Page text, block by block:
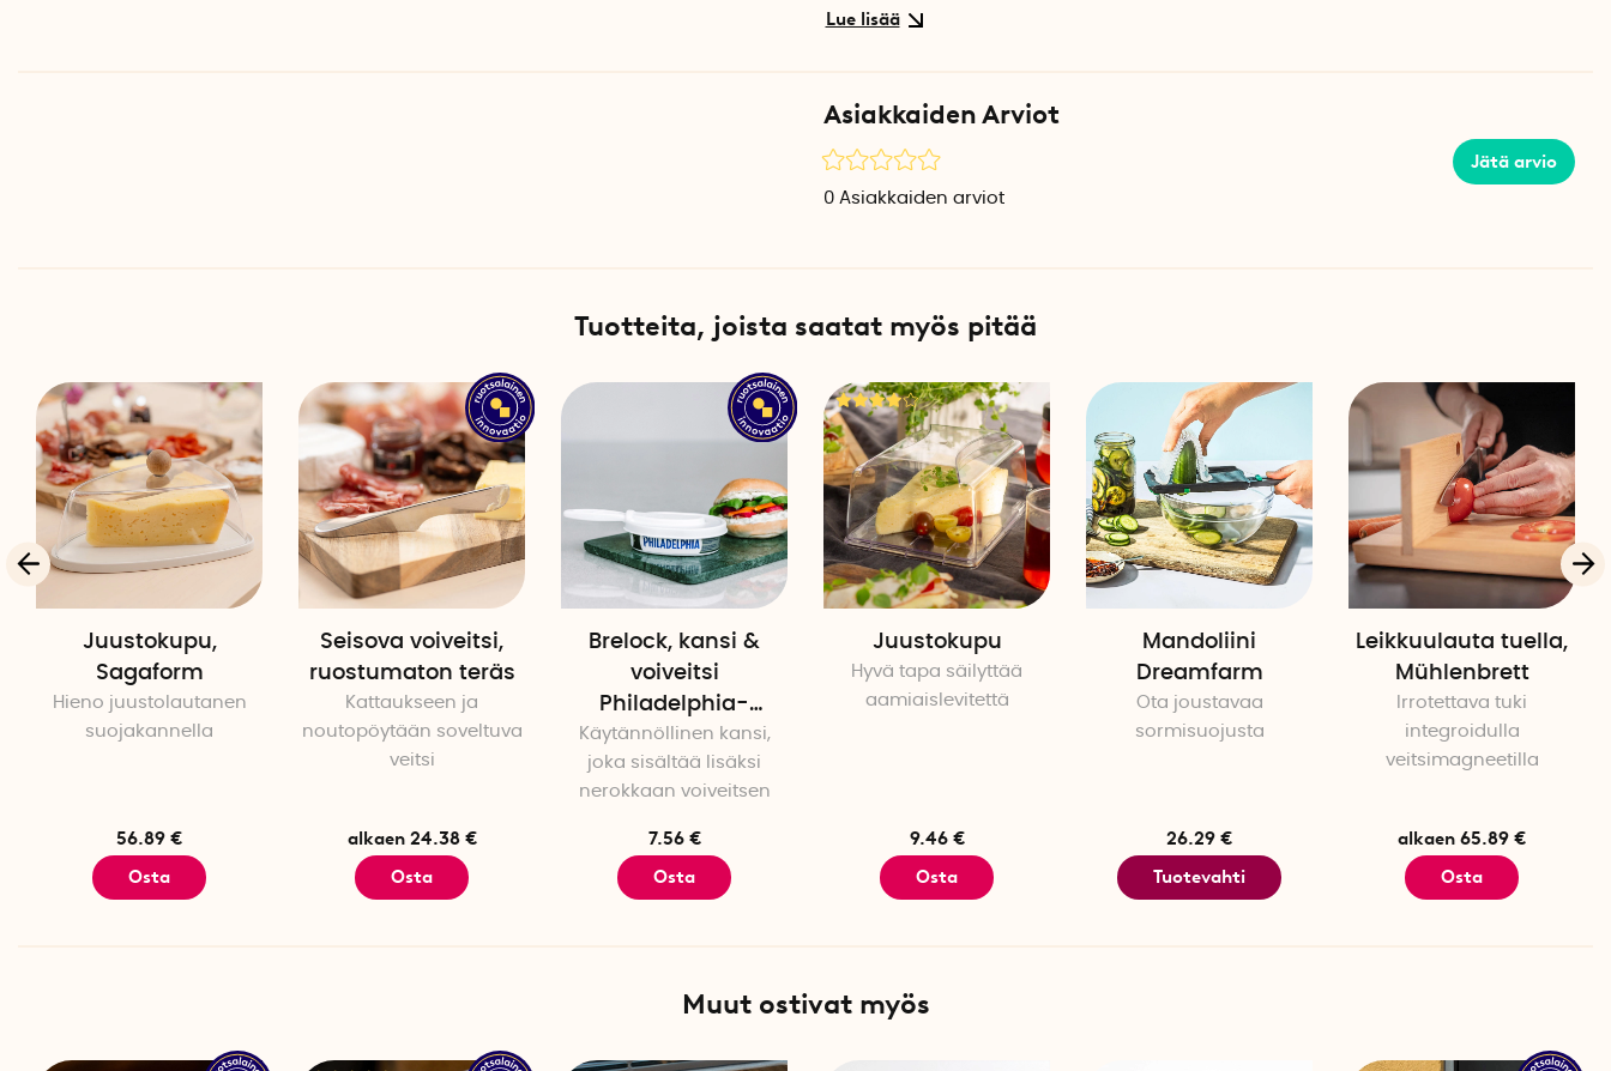
parmesaanijuustojen suuret, kovat palat on ehkä leikattava tavallisella veitsellä,
Kaunis puinen kahva on valmistettu massiivitammesta ja antaa juustohöylälle
ylellisen tuntuman. Suosittelemme öljyämään kahvan säännöllisin väliajoin
puuöljyllä, joka on hyväksytty käyttöön elintarvikkeiden kanssa.
Juustohöylä on pestävä käsin.
Asiakkaiden Arviot
Jätä arvio
0 Asiakkaiden arviot
Tuotteita, joista saatat myös pitää
Juustokupu,
Sagaform
Hieno juustolautanen
suojakannella
56.89 €
Osta
Seisova voiveitsi,
ruostumaton teräs
Kattaukseen ja
noutopöytään soveltuva
veitsi
alkaen 24.38 €
Osta
Brelock, kansi &
voiveitsi
Philadelphia-
tuorejuustolle
Käytännöllinen kansi,
joka sisältää lisäksi
nerokkaan voiveitsen
7.56 €
Osta
Juustokupu
Hyvä tapa säilyttää
aamiaislevitettä
9.46 €
Osta
Mandoliini
Dreamfarm
Ota joustavaa
sormisuojusta
26.29 €
Tuotevahti
Leikkuulauta tuella,
Mühlenbrett
Irrotettava tuki
integroidulla
veitsimagneetilla
alkaen 65.89 €
Osta
Muut ostivat myös